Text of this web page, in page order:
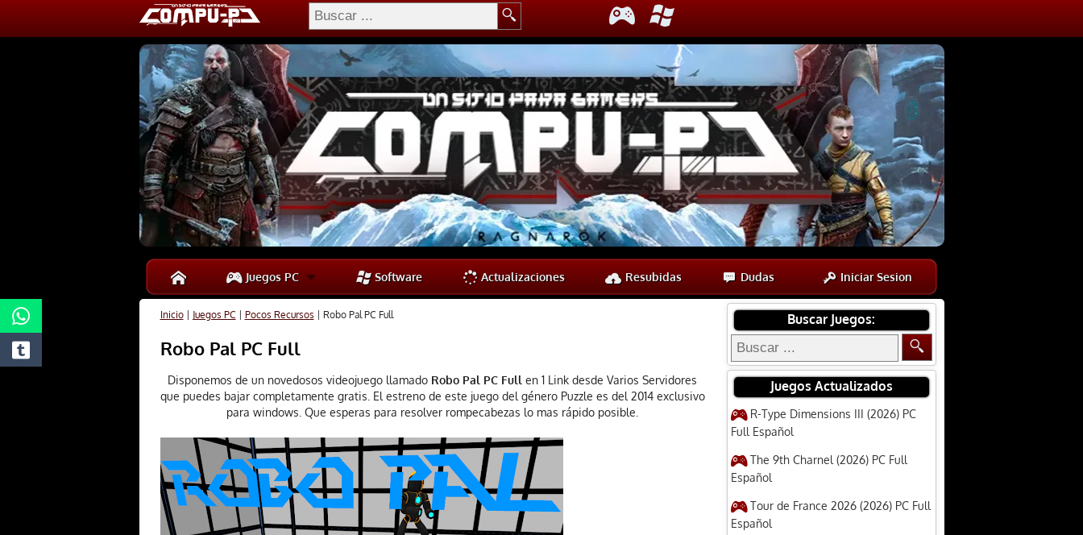
Juegos PC Software Actualizaciones Resubidas Dudas Iniciar Sesion
Inicio| Juegos PC | Pocos Recursos | Robo Pal PC Full
Robo Pal PC Full
Disponemos de un novedosos videojuego llamado Robo Pal PC Full en 1 Link desde Varios Servidores
que puedes bajar completamente gratis. El estreno de este juego del género Puzzle es del 2014 exclusivo
para windows. Que esperas para resolver rompecabezas lo mas rápido posible.
Buscar Juegos:
Juegos Actualizados
R-Type Dimensions III (2026) PC
Full Español
The 9th Charnel (2026) PC Full
Español
Tour de France 2026 (2026) PC Full
Español